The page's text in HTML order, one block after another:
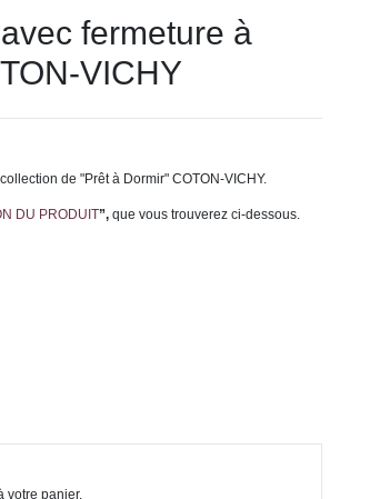
fermeture à
VICHY
de "Prêt à Dormir" COTON-VICHY.
DU PRODUIT”,que vous trouverez ci-dessous.
votre panier.